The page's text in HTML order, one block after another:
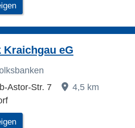
Kraichgau eG
Astor-Str. 7
4,5 km